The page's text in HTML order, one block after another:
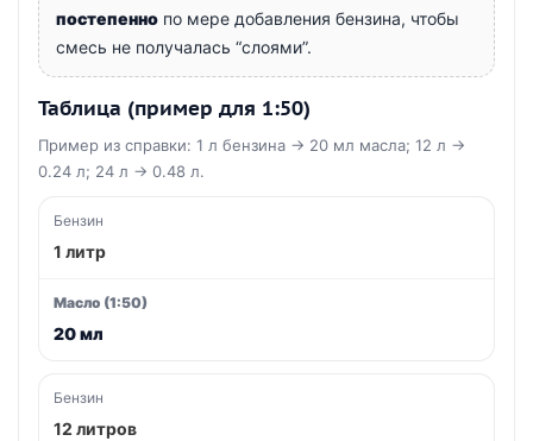
постепенно по мере добавления бензина, чтобы
смесь не получалась “слоями”.
Таблица (пример для 1:50)
Пример из справки: 1 л бензина → 20 мл масла; 12 л →
0.24 л; 24 л → 0.48 л.
1 литр
20 мл
12 литров